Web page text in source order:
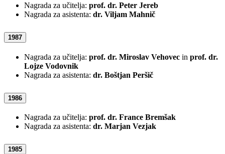
Nagrada za učitelja: prof. dr. Peter Jereb
Nagrada za asistenta: dr. Viljam Mahnič
1987
Nagrada za učitelja: prof. dr. Miroslav Vehovec in prof. dr.
Lojze Vodovnik
Nagrada za asistenta: dr. Boštjan Peršič
1986
Nagrada za učitelja: prof. dr. France Bremšak
Nagrada za asistenta: dr. Marjan Vezjak
1985